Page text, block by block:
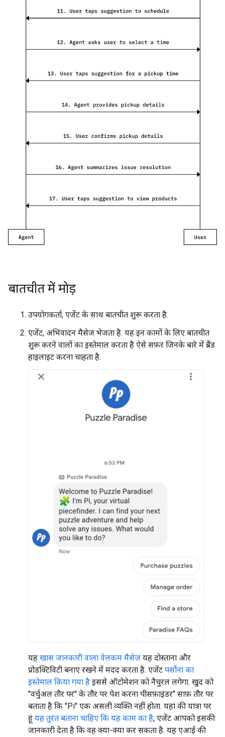
बातचीत में मोड़
उपयोगकर्ता, एजेंट के साथ बातचीत शुरू करता है.
एजेंट, अभिवादन मैसेज भेजता है. यह इन कामों के लिए बातचीत
शुरू करने वालों का इस्तेमाल करता है ऐसे सफ़र जिनके बारे में ब्रैंड
हाइलाइट करना चाहता है.
यह खास जानकारी वाला वेलकम मैसेज यह दोस्ताना और
प्रोडक्टिविटी बनाए रखने में मदद करता है. एजेंट पर्सोना का
इस्तेमाल किया गया है इससे ऑटोमेशन को नैचुरल लगेगा. खुद को
"वर्चुअल तौर पर" के तौर पर पेश करना पीसफ़ाइंडर" साफ़ तौर पर
बताता है कि "Pi" एक असली व्यक्ति नहीं होता. यहां की यात्रा पर
हूं यह तुरंत बताना चाहिए कि यह काम का है, एजेंट आपको इसकी
जानकारी देता है कि वह क्या-क्या कर सकता है. यह एआई की